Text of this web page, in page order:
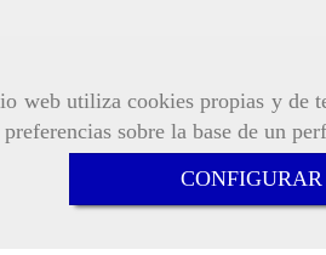
web utiliza cookies propias y de
sobre la base de un
CONFIGURAR